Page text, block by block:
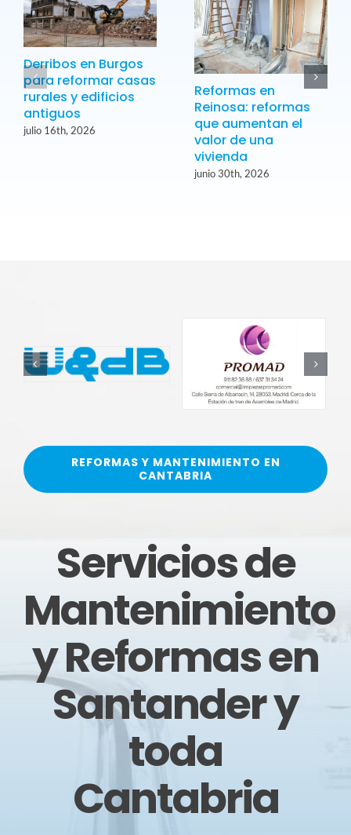
Derribos en Burgos
para reformar casas
rurales y edificios
antiguos
julio 16th, 2026
Reformas en
Reinosa: reformas
que aumentan el
valor de una
vivienda
junio 30th, 2026
REFORMAS Y MANTENIMIENTO EN
CANTABRIA
Servicios de
Mantenimiento
y Reformas en
Santander y
toda
Cantabria